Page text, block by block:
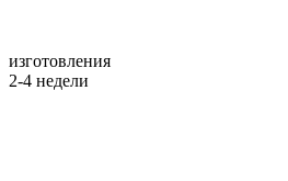
изготовления
2-4 недели